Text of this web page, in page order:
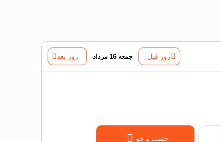
روز قبل جمعه 16 مرداد روز بعد
جست و جو